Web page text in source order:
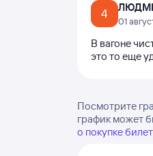
4
01
В вагоне
это то еще
Посмотрите
график может
о покупке